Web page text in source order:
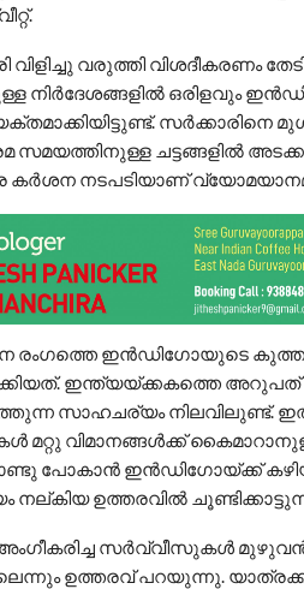
വിളിച്ചു വരുത്തി വിശദീകരണം
നിർദേശങ്ങളില്‍ ഒരിളവും
സർക്കാരിനെ
സമയത്തിനുള്ള ചട്ടങ്ങളിൽ
കർശന നടപടിയാണ്
രംഗത്തെ ഇൻഡിഗോയുടെ
ഇന്ത്യയ്ക്കകത്തെ
സാഹചര്യം നിലവിലുണ്ട്.
വിമാനങ്ങൾക്ക്
പോകാൻ ഇൻഡിഗോയ്ക്ക്
നല്കിയ ഉത്തരവിൽ
സർവ്വീസുകൾ
ഉത്തരവ് പറയുന്നു.